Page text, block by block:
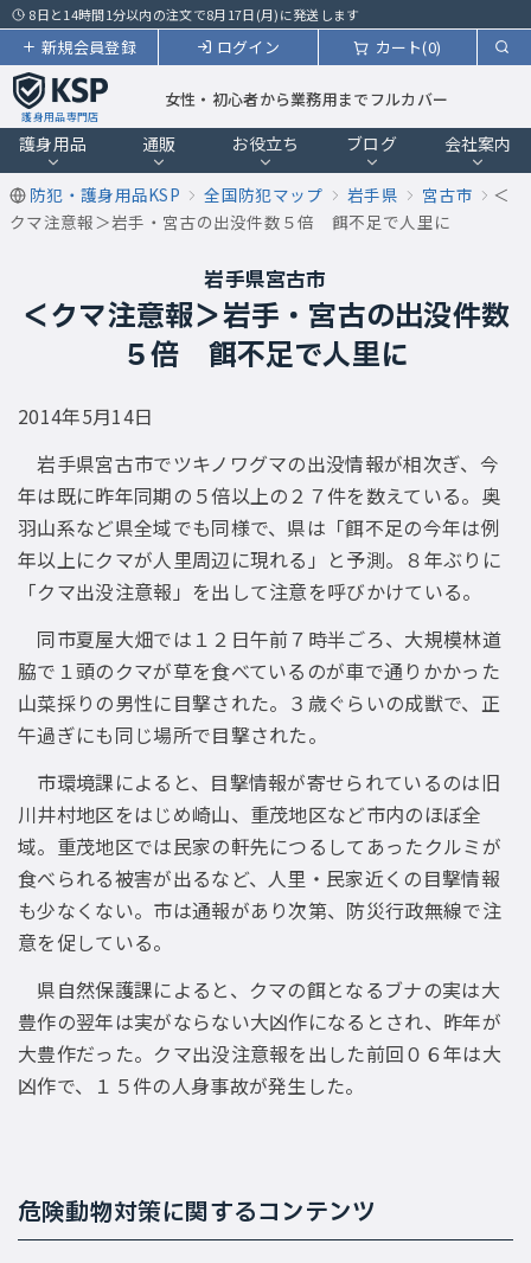
8日と14時間1分以内の注文で8月17日(月)に発送します
カート(0)
ログイン
新規会員登録
護身用品専門店
女性・初心者から業務用までフルカバー
護身用品 通販 お役立ち ブログ 会社案内
防犯・護身用品KSP 全国防犯マップ 岩手県 宮古市
＜
クマ注意報＞岩手・宮古の出没件数５倍 餌不足で人里に
岩手県宮古市
＜クマ注意報＞岩手・宮古の出没件数
５倍 餌不足で人里に
2014年5月14日
岩手県宮古市でツキノワグマの出没情報が相次ぎ、今
年は既に昨年同期の５倍以上の２７件を数えている。奥
羽山系など県全域でも同様で、県は「餌不足の今年は例
年以上にクマが人里周辺に現れる」と予測。８年ぶりに
「クマ出没注意報」を出して注意を呼びかけている。
同市夏屋大畑では１２日午前７時半ごろ、大規模林道
脇で１頭のクマが草を食べているのが車で通りかかった
山菜採りの男性に目撃された。３歳ぐらいの成獣で、正
午過ぎにも同じ場所で目撃された。
市環境課によると、目撃情報が寄せられているのは旧
川井村地区をはじめ崎山、重茂地区など市内のほぼ全
域。重茂地区では民家の軒先につるしてあったクルミが
食べられる被害が出るなど、人里・民家近くの目撃情報
も少なくない。市は通報があり次第、防災行政無線で注
意を促している。
県自然保護課によると、クマの餌となるブナの実は大
豊作の翌年は実がならない大凶作になるとされ、昨年が
大豊作だった。クマ出没注意報を出した前回０６年は大
凶作で、１５件の人身事故が発生した。
危険動物対策に関するコンテンツ